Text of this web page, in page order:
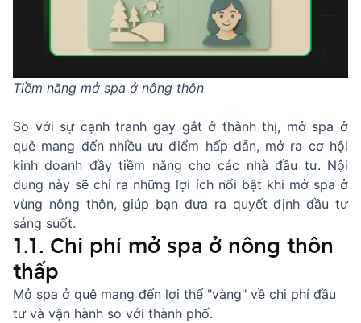
Tiềm năng mở spa ở nông thôn
So với sự cạnh tranh gay gắt ở thành thị, mở spa ở
quê mang đến nhiều ưu điểm hấp dẫn, mở ra cơ hội
kinh doanh đầy tiềm năng cho các nhà đầu tư. Nội
dung này sẽ chỉ ra những lợi ích nổi bật khi mở spa ở
vùng nông thôn, giúp bạn đưa ra quyết định đầu tư
sáng suốt.
1.1. Chi phí mở spa ở nông thôn
thấp
Mở spa ở quê mang đến lợi thế "vàng" về chi phí đầu
tư và vận hành so với thành phố.